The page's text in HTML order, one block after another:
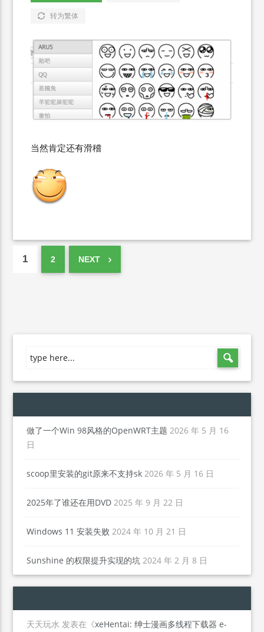
转为繁体
当然肯定还有滑稽
1 2 NEXT
做了一个Win 98风格的OpenWRT主题 2026 年 5 月 16
日
scoop里安装的git原来不支持sk 2026 年 5 月 16 日
2025年了谁还在用DVD 2025 年 9 月 22 日
Windows 11 安装失败 2024 年 10 月 21 日
Sunshine 的权限提升实现的坑 2024 年 2 月 8 日
天天玩水 发表在《xeHentai: 绅士漫画多线程下载器 e-